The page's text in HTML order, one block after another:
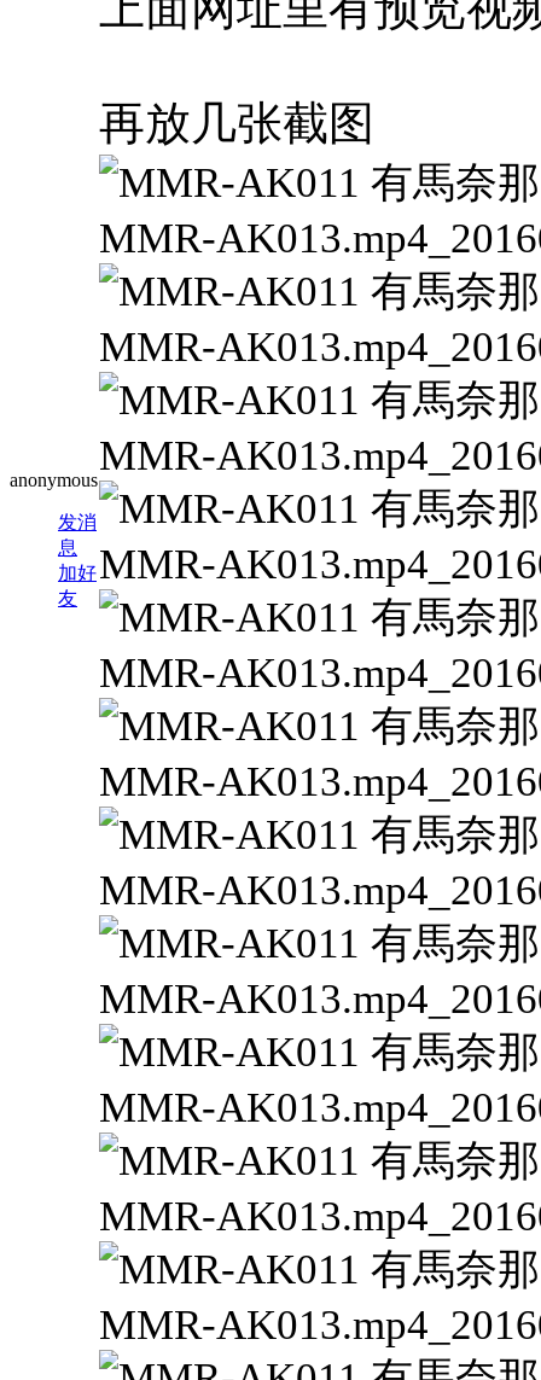
anonymous
发消
息
加好
友
再放几张截图